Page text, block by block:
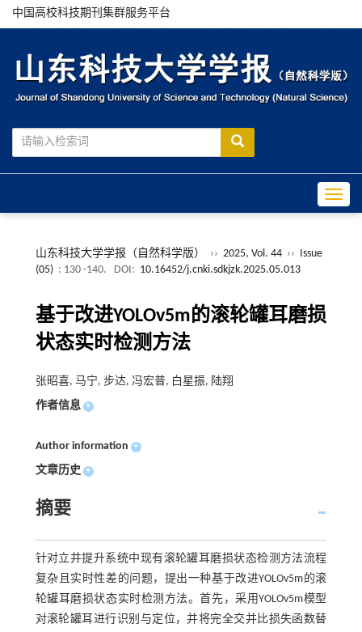
中国高校科技期刊集群服务平台
山东科技大学学报（自然科学版） ›› 2025, Vol. 44 ›› Issue
(05) : 130 -140. DOI: 10.16452/j.cnki.sdkjzk.2025.05.013
基于改进YOLOv5m的滚轮罐耳磨损
状态实时检测方法
张昭喜, 马宁, 步达, 冯宏普, 白星振, 陆翔
作者信息 +
Author information +
文章历史 +
摘要
针对立井提升系统中现有滚轮罐耳磨损状态检测方法流程
复杂且实时性差的问题，提出一种基于改进YOLOv5m的滚
轮罐耳磨损状态实时检测方法。首先，采用YOLOv5m模型
对滚轮罐耳进行识别与定位，并将完全交并比损失函数替